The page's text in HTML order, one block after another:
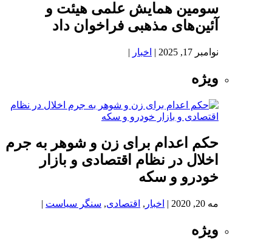
سومین همایش علمی هیئت و
آئین‌های مذهبی فراخوان داد
نوامبر 17, 2025 | اخبار |
ویژه
حکم اعدام برای زن و شوهر به جرم
اخلال در نظام اقتصادی و بازار
خودرو و سکه
مه 20, 2020 | اخبار , اقتصادی, سنگر سیاست |
ویژه